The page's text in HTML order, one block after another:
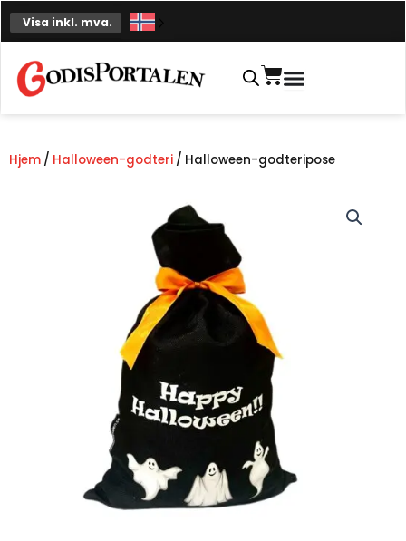
Hopp
til
Visa inkl. mva.
Handlekurv
Hjem / Halloween-godteri / Halloween-godteripose